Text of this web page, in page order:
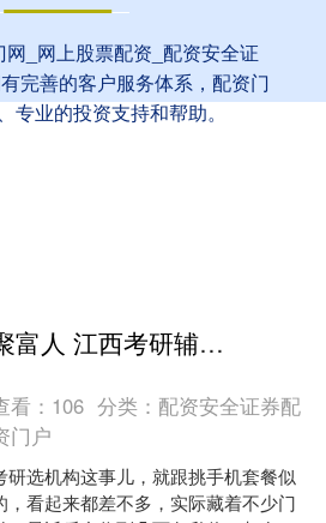
_网上股票配资_配资安全证
完善的客户服务体系，配资门
专业的投资支持和帮助。
聚富人 江西考研辅导学校最新排名揭晓，十大推荐曝光！
看： 106 分类： 配资安全证券配
门户
研选机构这事儿，就跟挑手机套餐似
，看起来都差不多，实际藏着不少门